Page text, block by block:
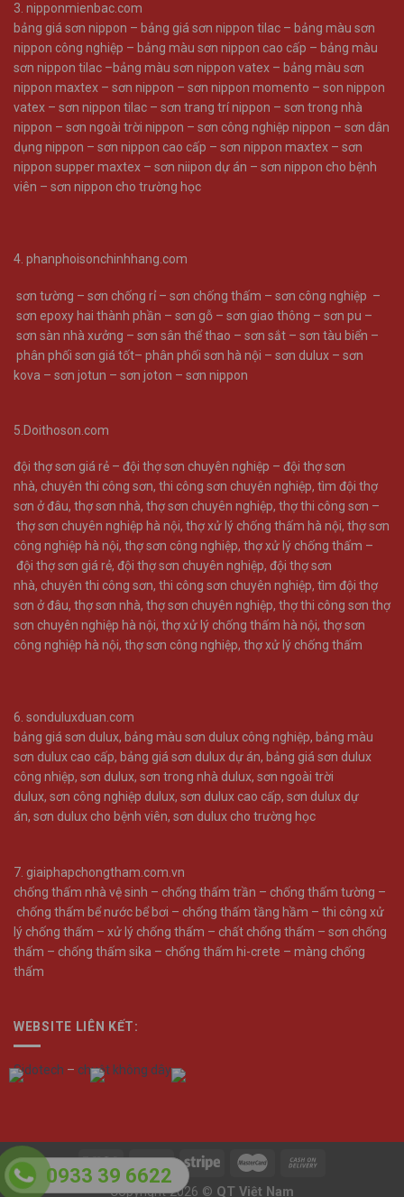
0933 39 6622
3. nipponmienbac.com
bảng giá sơn nippon – bảng giá sơn nippon tilac – bảng màu sơn
nippon công nghiệp – bảng màu sơn nippon cao cấp – bảng màu
sơn nippon tilac –bảng màu sơn nippon vatex – bảng màu sơn
nippon maxtex – sơn nippon – sơn nippon momento – son nippon
vatex – sơn nippon tilac – sơn trang trí nippon – sơn trong nhà
nippon – sơn ngoài trời nippon – sơn công nghiệp nippon – sơn dân
dụng nippon – sơn nippon cao cấp – sơn nippon maxtex – sơn
nippon supper maxtex – sơn niipon dự án – sơn nippon cho bệnh
viên – sơn nippon cho trường học
4. phanphoisonchinhhang.com
sơn tường – sơn chống rỉ – sơn chống thấm – sơn công nghiệp –
sơn epoxy hai thành phần – sơn gỗ – sơn giao thông – sơn pu –
sơn sàn nhà xưởng – sơn sân thể thao – sơn sắt – sơn tàu biển –
phân phối sơn giá tốt– phân phối sơn hà nội – sơn dulux – sơn
kova – sơn jotun – sơn joton – sơn nippon
5.Doithoson.com
đội thợ sơn giá rẻ – đội thợ sơn chuyên nghiệp – đội thợ sơn
nhà, chuyên thi công sơn, thi công sơn chuyên nghiệp, tìm đội thợ
sơn ở đâu, thợ sơn nhà, thợ sơn chuyên nghiệp, thợ thi công sơn –
thợ sơn chuyên nghiệp hà nội, thợ xử lý chống thấm hà nội, thợ sơn
công nghiệp hà nội, thợ sơn công nghiệp, thợ xử lý chống thấm –
đội thợ sơn giá rẻ, đội thợ sơn chuyên nghiệp, đội thợ sơn
nhà, chuyên thi công sơn, thi công sơn chuyên nghiệp, tìm đội thợ
sơn ở đâu, thợ sơn nhà, thợ sơn chuyên nghiệp, thợ thi công sơn thợ
sơn chuyên nghiệp hà nội, thợ xử lý chống thấm hà nội, thợ sơn
công nghiệp hà nội, thợ sơn công nghiệp, thợ xử lý chống thấm
6. sonduluxduan.com
bảng giá sơn dulux, bảng màu sơn dulux công nghiệp, bảng màu
sơn dulux cao cấp, bảng giá sơn dulux dự án, bảng giá sơn dulux
công nhiệp, sơn dulux, sơn trong nhà dulux, sơn ngoài trời
dulux, sơn công nghiệp dulux, sơn dulux cao cấp, sơn dulux dự
án, sơn dulux cho bệnh viên, sơn dulux cho trường học
7. giaiphapchongtham.com.vn
chống thấm nhà vệ sinh – chống thấm trần – chống thấm tường –
chống thấm bể nước bể bơi – chống thấm tầng hầm – thi công xử
lý chống thấm – xử lý chống thấm – chất chống thấm – sơn chống
thấm – chống thấm sika – chống thấm hi-crete – màng chống
thấm
WEBSITE LIÊN KẾT:
Sidotech – chuột không dây
Copyright 2026 © QT Việt Nam